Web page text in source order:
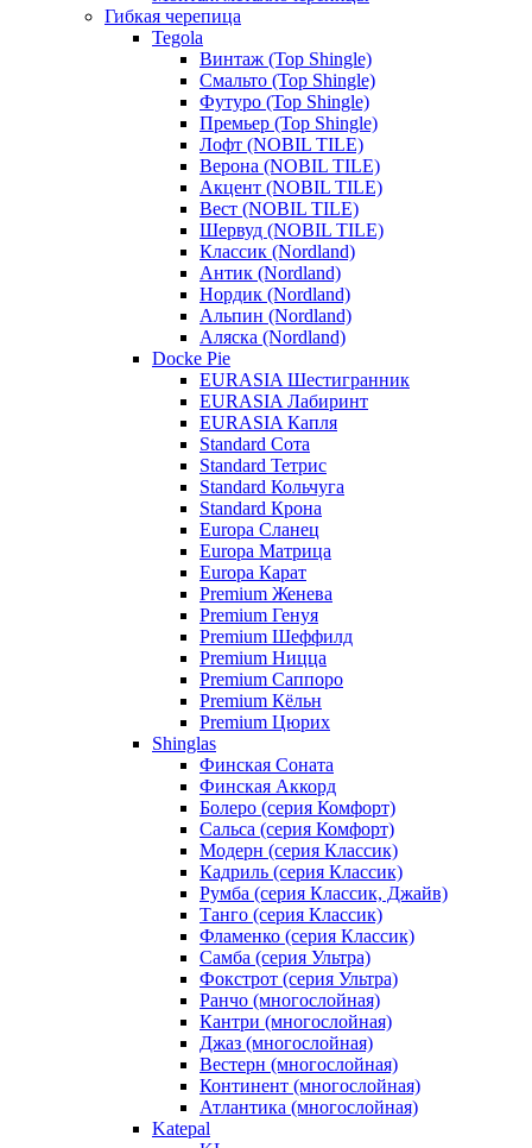
Гибкая черепица
Tegola
Винтаж (Top Shingle)
Смальто (Top Shingle)
Футуро (Top Shingle)
Премьер (Top Shingle)
Лофт (NOBIL TILE)
Верона (NOBIL TILE)
Акцент (NOBIL TILE)
Вест (NOBIL TILE)
Шервуд (NOBIL TILE)
Классик (Nordland)
Антик (Nordland)
Нордик (Nordland)
Альпин (Nordland)
Аляска (Nordland)
Docke Pie
EURASIA Шестигранник
EURASIA Лабиринт
EURASIA Капля
Standard Сота
Standard Тетрис
Standard Кольчуга
Standard Крона
Europa Сланец
Europa Матрица
Europa Карат
Premium Женева
Premium Генуя
Premium Шеффилд
Premium Ницца
Premium Саппоро
Premium Кёльн
Premium Цюрих
Shinglas
Финская Соната
Финская Аккорд
Болеро (серия Комфорт)
Сальса (серия Комфорт)
Модерн (серия Классик)
Кадриль (серия Классик)
Румба (серия Классик, Джайв)
Танго (серия Классик)
Фламенко (серия Классик)
Самба (серия Ультра)
Фокстрот (серия Ультра)
Ранчо (многослойная)
Кантри (многослойная)
Джаз (многослойная)
Вестерн (многослойная)
Континент (многослойная)
Атлантика (многослойная)
Katepal